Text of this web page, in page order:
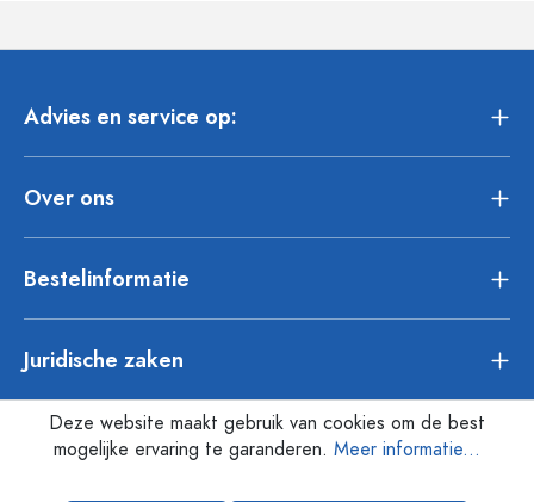
Advies en service op:
Over ons
Bestelinformatie
Juridische zaken
Deze website maakt gebruik van cookies om de best
mogelijke ervaring te garanderen. Meer informatie...